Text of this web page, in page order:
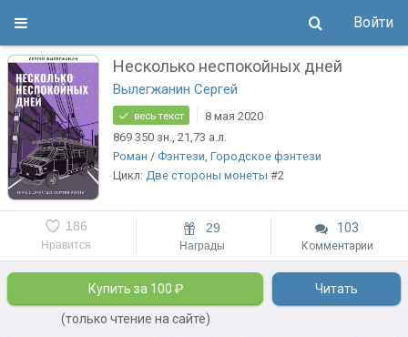
Войти
Несколько неспокойных дней
Вылегжанин Сергей
весь текст
8 мая 2020
869 350 зн., 21,73 а.л.
Роман /Фэнтези,Городское фэнтези
Цикл:Две стороны монеты #2
Нравится
186 29
Награды
103
Комментарии
Купить за 100 ₽
(только чтение на сайте)
Читать